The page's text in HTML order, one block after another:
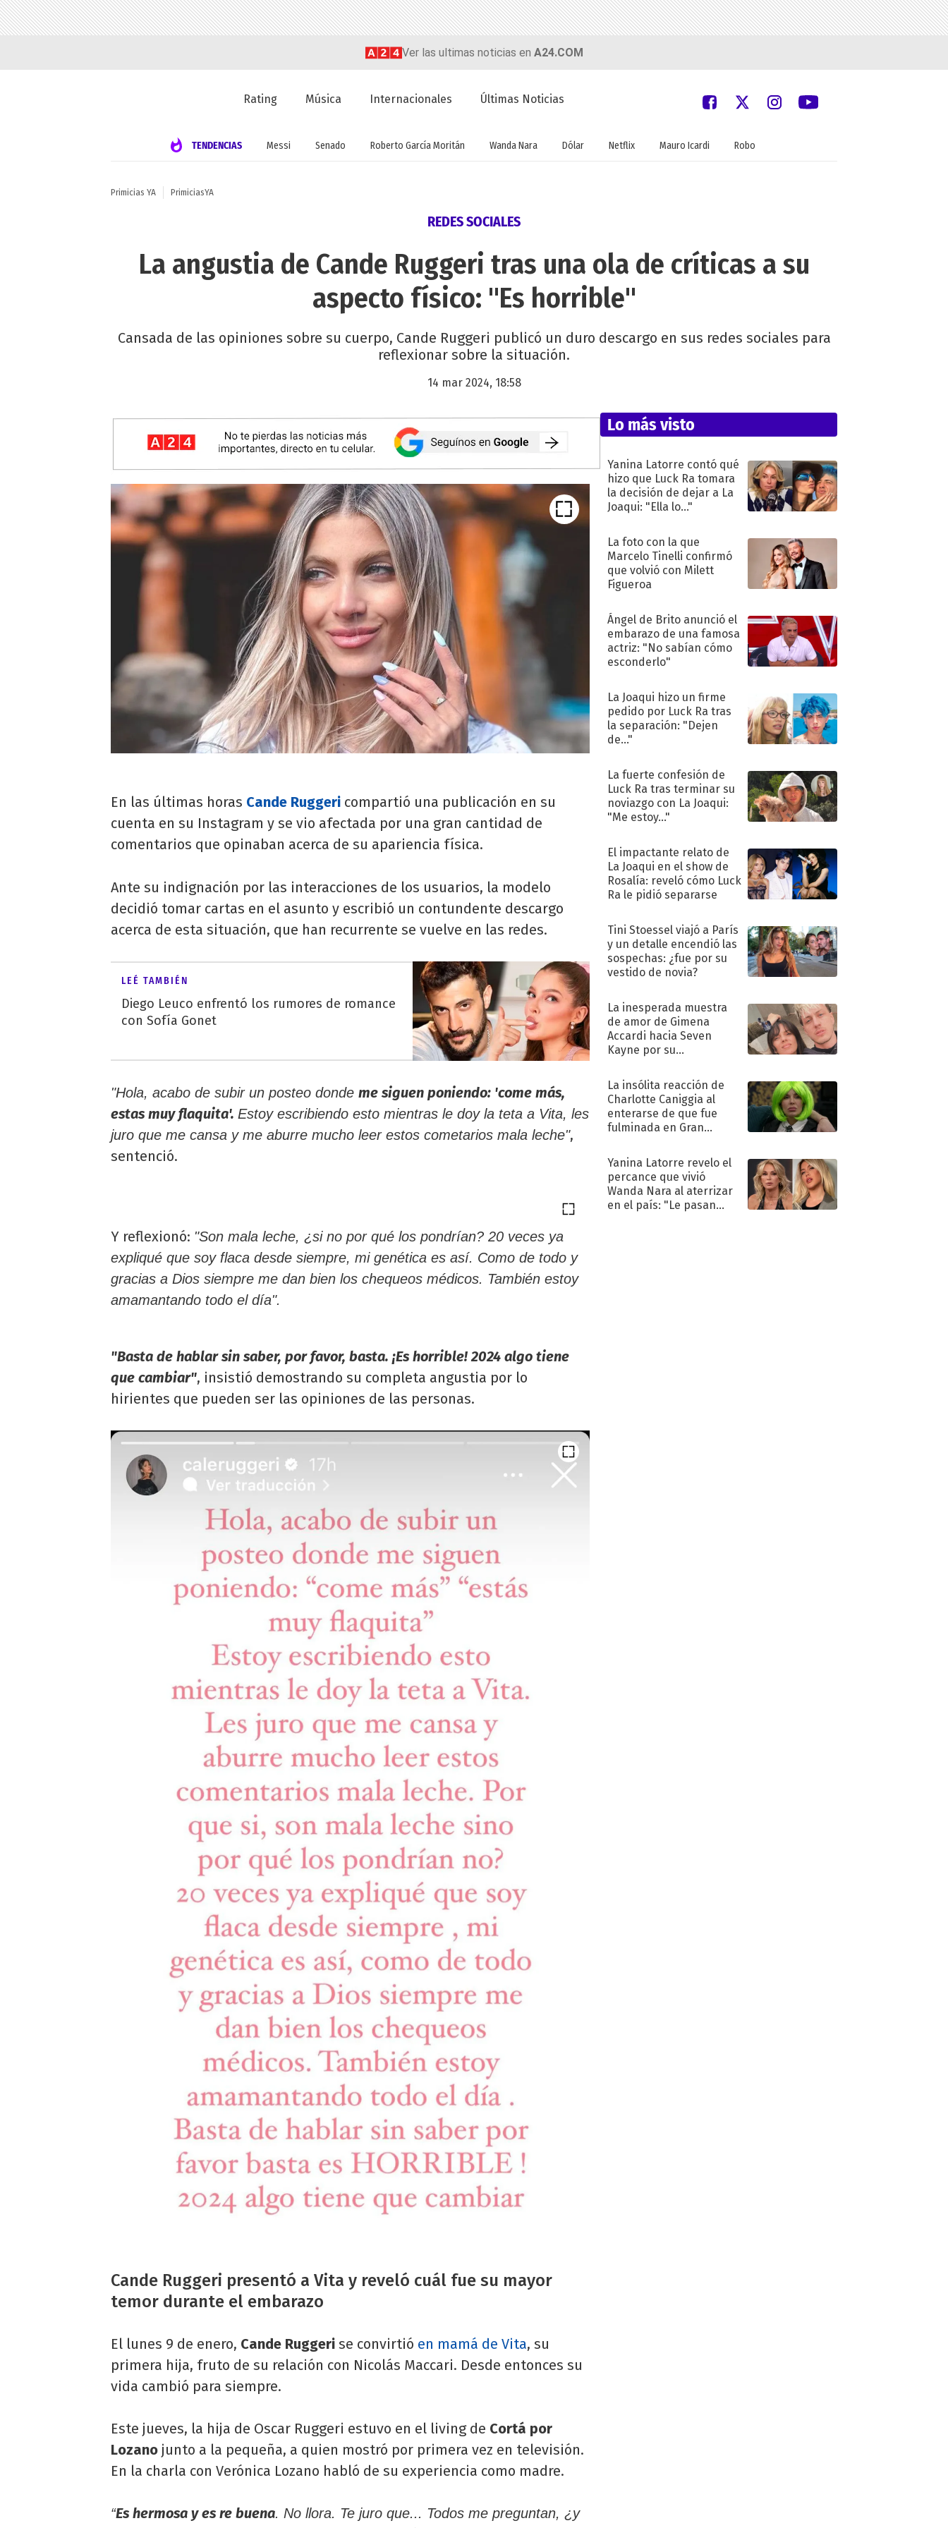
Ver las ultimas noticias en A24.COM
Rating Música Internacionales Últimas Noticias
TENDENCIAS Messi Senado Roberto García Moritán Wanda Nara Dólar Netflix Mauro Icardi Robo
Primicias YA PrimiciasYA
REDES SOCIALES
La angustia de Cande Ruggeri tras una ola de críticas a su
aspecto físico: "Es horrible"
Cansada de las opiniones sobre su cuerpo, Cande Ruggeri publicó un duro descargo en sus redes sociales para
reflexionar sobre la situación.
14 mar 2024, 18:58
En las últimas horas Cande Ruggeri compartió una publicación en su
cuenta en su Instagram y se vio afectada por una gran cantidad de
comentarios que opinaban acerca de su apariencia física.
Ante su indignación por las interacciones de los usuarios, la modelo
decidió tomar cartas en el asunto y escribió un contundente descargo
acerca de esta situación, que han recurrente se vuelve en las redes.
LEÉ TAMBIÉN
Diego Leuco enfrentó los rumores de romance
con Sofía Gonet
"Hola, acabo de subir un posteo donde me siguen poniendo: 'come más,
estas muy flaquita'. Estoy escribiendo esto mientras le doy la teta a Vita, les
juro que me cansa y me aburre mucho leer estos cometarios mala leche",
sentenció.
Y reflexionó: "Son mala leche, ¿si no por qué los pondrían? 20 veces ya
expliqué que soy flaca desde siempre, mi genética es así. Como de todo y
gracias a Dios siempre me dan bien los chequeos médicos. También estoy
amamantando todo el día".
"Basta de hablar sin saber, por favor, basta. ¡Es horrible! 2024 algo tiene
que cambiar", insistió demostrando su completa angustia por lo
hirientes que pueden ser las opiniones de las personas.
Cande Ruggeri presentó a Vita y reveló cuál fue su mayor
temor durante el embarazo
El lunes 9 de enero, Cande Ruggeri se convirtió en mamá de Vita, su
primera hija, fruto de su relación con Nicolás Maccari. Desde entonces su
vida cambió para siempre.
Este jueves, la hija de Oscar Ruggeri estuvo en el living de Cortá por
Lozano junto a la pequeña, a quien mostró por primera vez en televisión.
En la charla con Verónica Lozano habló de su experiencia como madre.
“Es hermosa y es re buena. No llora. Te juro que... Todos me preguntan, ¿y
Lo más visto
Yanina Latorre contó qué
hizo que Luck Ra tomara
la decisión de dejar a La
Joaqui: "Ella lo..."
La foto con la que
Marcelo Tinelli confirmó
que volvió con Milett
Figueroa
Ángel de Brito anunció el
embarazo de una famosa
actriz: "No sabían cómo
esconderlo"
La Joaqui hizo un firme
pedido por Luck Ra tras
la separación: "Dejen
de..."
La fuerte confesión de
Luck Ra tras terminar su
noviazgo con La Joaqui:
"Me estoy..."
El impactante relato de
La Joaqui en el show de
Rosalía: reveló cómo Luck
Ra le pidió separarse
Tini Stoessel viajó a París
y un detalle encendió las
sospechas: ¿fue por su
vestido de novia?
La inesperada muestra
de amor de Gimena
Accardi hacia Seven
Kayne por su
La insólita reacción de
Charlotte Caniggia al
enterarse de que fue
fulminada en Gran
Yanina Latorre revelo el
percance que vivió
Wanda Nara al aterrizar
en el país: "Le pasan